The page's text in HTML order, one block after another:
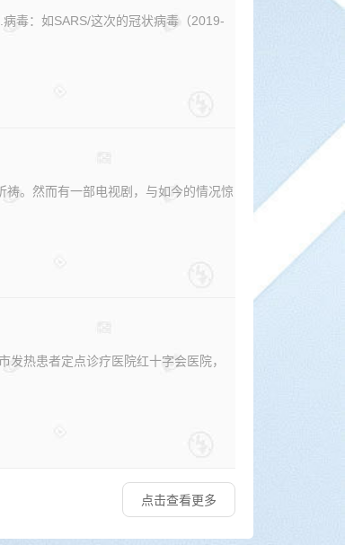
毒：如SARS/这次的冠状病毒（2019-
。然而有一部电视剧，与如今的情况惊
热患者定点诊疗医院红十字会医院，
点击查看更多